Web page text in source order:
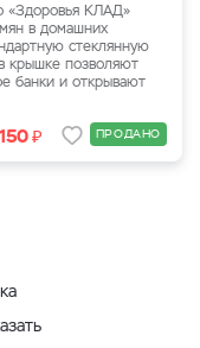
«Здоровья КЛАД»
в домашних
стеклянную
крышке позволяют
банки и открывают
150₽ ПРОДАНО